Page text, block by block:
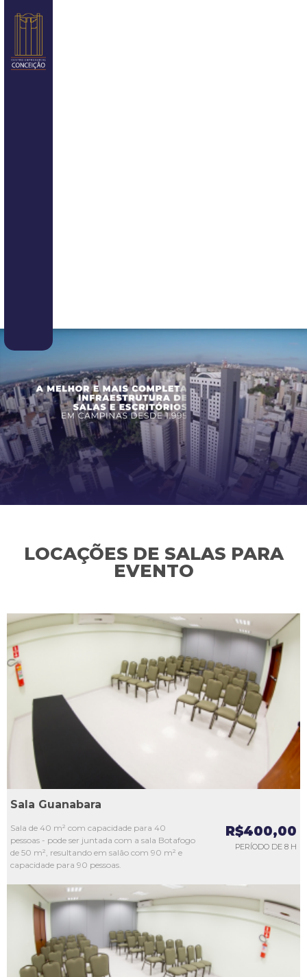
LOCAÇÕES DE SALAS PARA
EVENTO
L4
L5
Sala Guanabara
Sala de 40 m² com capacidade para 40
pessoas - pode ser juntada com a sala Botafogo
de 50 m², resultando em salão com 90 m² e
capacidade para 90 pessoas.
R$400,00
PERÍODO DE 8 H
L1
L2
L3
L4